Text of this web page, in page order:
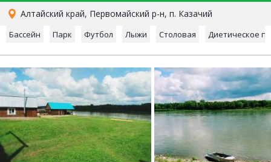
Алтайский край, Первомайский р-н, п. Казачий
Бассейн Парк Футбол Лыжи Столовая Диетическое